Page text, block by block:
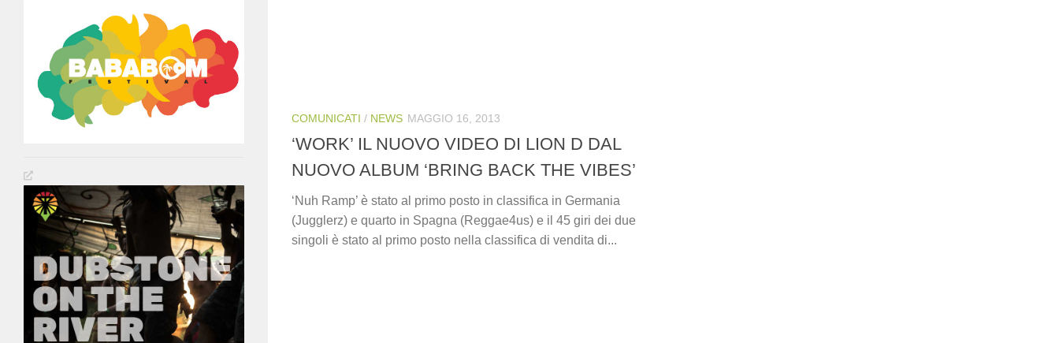
COMUNICATI / NEWS MAGGIO 16, 2013
‘WORK’ IL NUOVO VIDEO DI LION D DAL
NUOVO ALBUM ‘BRING BACK THE VIBES’
‘Nuh Ramp’ è stato al primo posto in classifica in Germania
(Jugglerz) e quarto in Spagna (Reggae4us) e il 45 giri dei due
singoli è stato al primo posto nella classifica di vendita di...